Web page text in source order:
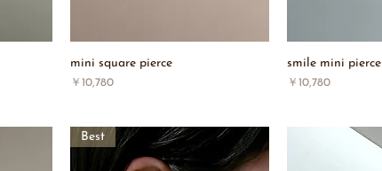
mini square pierce
価格
￥10,780
smile mini pierce
価格
￥10,780
Best